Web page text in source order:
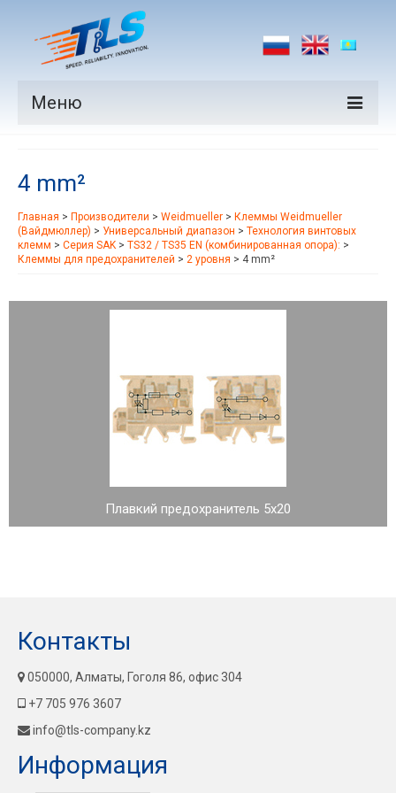
Меню
Производители
Рынки
Новости
4 mm²
Главная > Производители > Weidmueller > Клеммы Weidmueller
(Вайдмюллер) > Универсальный диапазон > Технология винтовых
клемм > Серия SAK > TS32 / TS35 EN (комбинированная опора): >
Клеммы для предохранителей > 2 уровня > 4 mm²
Плавкий предохранитель 5x20
Контакты
050000, Алматы, Гоголя 86, офис 304
+7 705 976 3607
info@tls-company.kz
Информация